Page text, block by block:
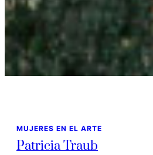
MUJERES EN EL ARTE
Patricia Traub